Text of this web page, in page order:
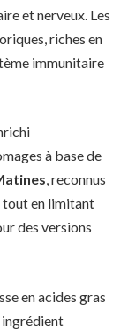
et nerveux. Les
riches en
immunitaire
à base de
, reconnus
tout en limitant
des versions
en acides gras
ingrédient